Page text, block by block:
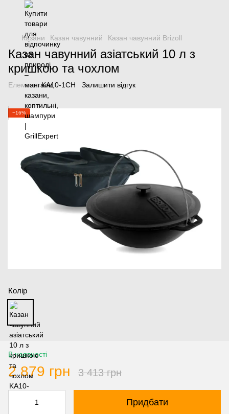
Казани Казан чавунний Казан чавунний Brizoll
Казан чавунний азіатський 10 л з
кришкою та чохлом
Елемент:KA10-1CH Залишити відгук
−16%
Колір
В наявності
2 879 грн 3 413 грн
Придбати